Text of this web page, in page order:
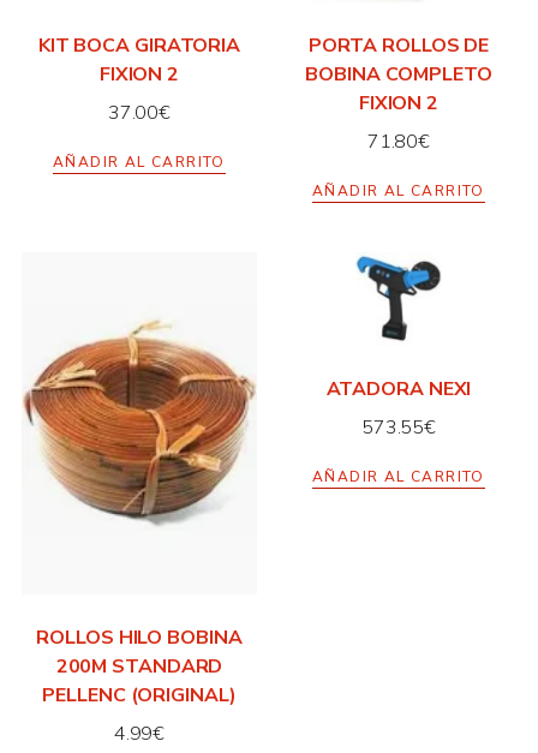
KIT BOCA GIRATORIA
FIXION 2
37.00€
AÑADIR AL CARRITO
PORTA ROLLOS DE
BOBINA COMPLETO
FIXION 2
71.80€
AÑADIR AL CARRITO
ROLLOS HILO BOBINA
200M STANDARD
PELLENC (ORIGINAL)
4.99€
ATADORA NEXI
573.55€
AÑADIR AL CARRITO